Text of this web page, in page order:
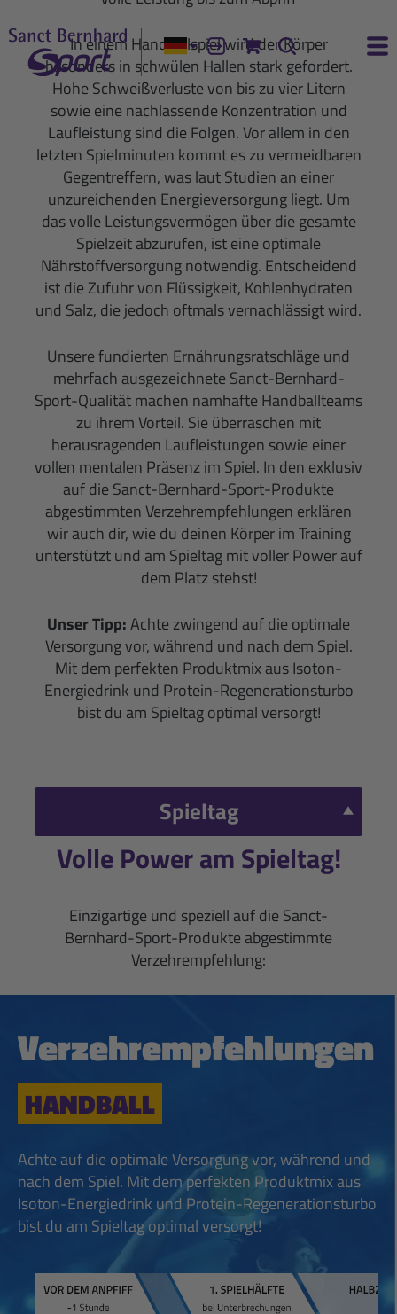
Aktuelle Sprache:
AnmeldenZum Warenkorb
Suche
In einem Handballspiel wird der Körper
besonders in schwülen Hallen stark gefordert.
Hohe Schweißverluste von bis zu vier Litern
sowie eine nachlassende Konzentration und
Laufleistung sind die Folgen. Vor allem in den
letzten Spielminuten kommt es zu vermeidbaren
Gegentreffern, was laut Studien an einer
unzureichenden Energieversorgung liegt. Um
das volle Leistungsvermögen über die gesamte
Spielzeit abzurufen, ist eine optimale
Nährstoffversorgung notwendig. Entscheidend
ist die Zufuhr von Flüssigkeit, Kohlenhydraten
und Salz, die jedoch oftmals vernachlässigt wird.
Unsere fundierten Ernährungsratschläge und
mehrfach ausgezeichnete Sanct-Bernhard-
Sport-Qualität machen namhafte Handballteams
zu ihrem Vorteil. Sie überraschen mit
herausragenden Laufleistungen sowie einer
vollen mentalen Präsenz im Spiel. In den exklusiv
auf die Sanct-Bernhard-Sport-Produkte
abgestimmten Verzehrempfehlungen erklären
wir auch dir, wie du deinen Körper im Training
unterstützt und am Spieltag mit voller Power auf
dem Platz stehst!
Unser Tipp:Achte zwingend auf die optimale
Versorgung vor, während und nach dem Spiel.
Mit dem perfekten Produktmix aus Isoton-
Energiedrink und Protein-Regenerationsturbo
bist du am Spieltag optimal versorgt!
Spieltag
Volle Power am Spieltag!
Einzigartige und speziell auf die Sanct-
Bernhard-Sport-Produkte abgestimmte
Verzehrempfehlung:
Verzehrempfehlungen
HANDBALL
Achte auf die optimale Versorgung vor, während und
nach dem Spiel. Mit dem perfekten Produktmix aus
Isoton-Energiedrink und Protein-Regenerationsturbo
bist du am Spieltag optimal versorgt!